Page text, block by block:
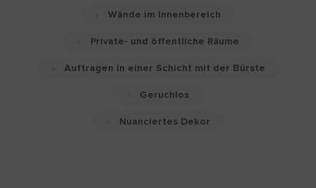
Wände im Innenbereich
Private- und öffentliche Räume
Auftragen in einer Schicht mit der Bürste
Geruchlos
Nuanciertes Dekor